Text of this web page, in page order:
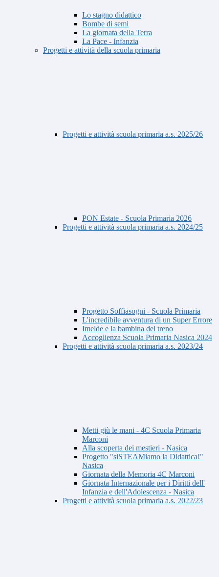
Lo stagno didattico
Bombe di semi
La giornata della Terra
La Pace - Infanzia
Progetti e attività della scuola primaria
Progetti e attività scuola primaria a.s. 2025/26
PON Estate - Scuola Primaria 2026
Progetti e attività scuola primaria a.s. 2024/25
Progetto Soffiasogni - Scuola Primaria
L'incredibile avventura di un Super Errore
Imelde e la bambina del treno
Accoglienza Scuola Primaria Nasica 2024
Progetti e attività scuola primaria a.s. 2023/24
Metti giù le mani - 4C Scuola Primaria
Marconi
Alla scoperta dei mestieri - Nasica
Progetto "siSTEAMiamo la Didattica!"
Nasica
Giornata della Memoria 4C Marconi
Giornata Internazionale per i Diritti dell'
Infanzia e dell'Adolescenza - Nasica
Progetti e attività scuola primaria a.s. 2022/23